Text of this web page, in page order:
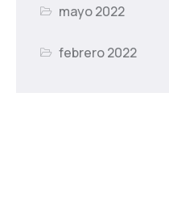
mayo 2022
febrero 2022